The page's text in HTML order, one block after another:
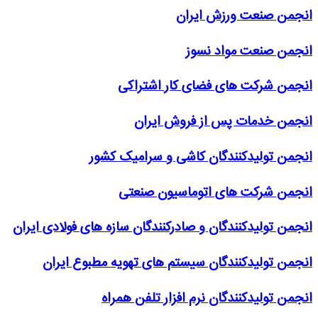
انجمن صنعت ورزش ایران
انجمن صنعت مواد نسوز
انجمن شرکت های فضای کار اشتراکی
انجمن خدمات پس از فروش ایران
انجمن تولیدکنندگان کاشی و سرامیک کشور
انجمن شرکت های اتوماسیون صنعتی
انجمن تولیدکنندگان و صادرکنندگان سازه های فولادی ایران
انجمن تولیدکنندگان سیستم های تهویه مطبوع ایران
انجمن تولیدکنندگان نرم افزار تلفن همراه